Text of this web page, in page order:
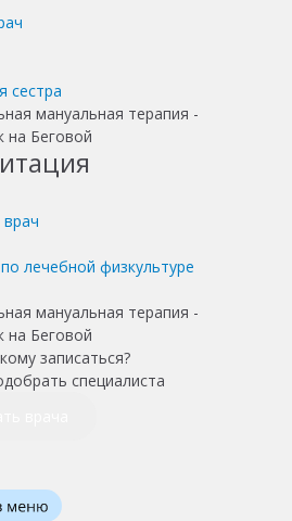
сестра
лечебной физкультуре
записаться?
специалиста